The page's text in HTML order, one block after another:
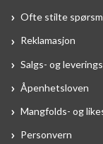
Ofte stilte
Reklamasjon
Salgs- og
Åpenhetsloven
Mangfolds- og
Personvern